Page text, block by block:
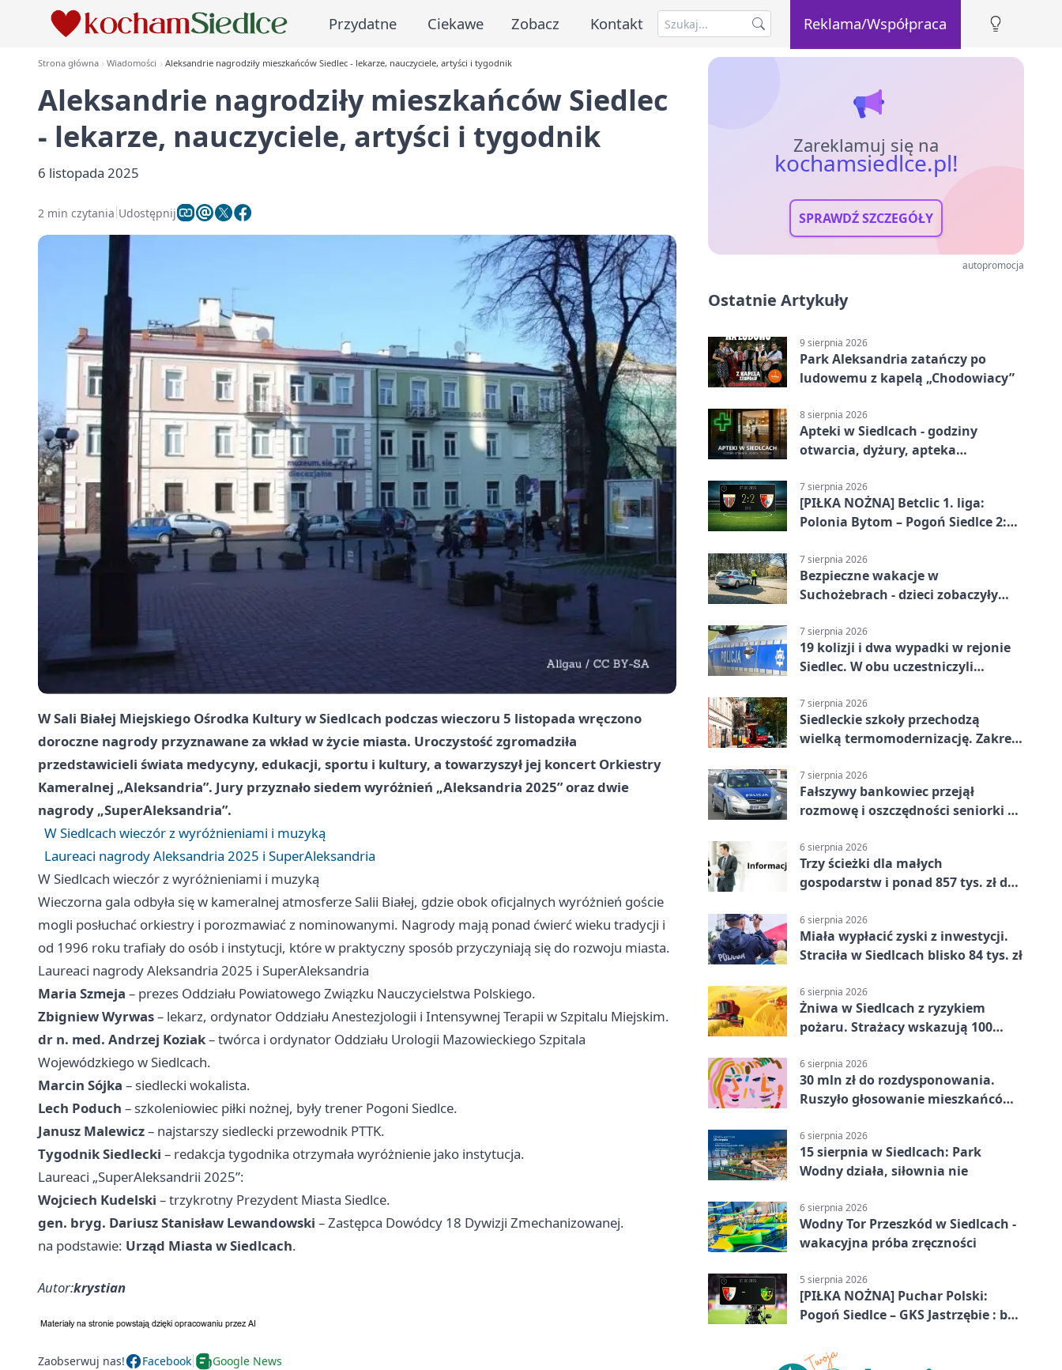
Przydatne Ciekawe Zobacz Kontakt Reklama/Współpraca
Strona główna Wiadomości Aleksandrie nagrodziły mieszkańców Siedlec - lekarze, nauczyciele, artyści i tygodnik
Aleksandrie nagrodziły mieszkańców Siedlec
- lekarze, nauczyciele, artyści i tygodnik
6 listopada 2025
2 min czytania Udostępnij
W Sali Białej Miejskiego Ośrodka Kultury w Siedlcach podczas wieczoru 5 listopada wręczono
doroczne nagrody przyznawane za wkład w życie miasta. Uroczystość zgromadziła
przedstawicieli świata medycyny, edukacji, sportu i kultury, a towarzyszył jej koncert Orkiestry
Kameralnej „Aleksandria”. Jury przyznało siedem wyróżnień „Aleksandria 2025” oraz dwie
nagrody „SuperAleksandria”.
W Siedlcach wieczór z wyróżnieniami i muzyką
Laureaci nagrody Aleksandria 2025 i SuperAleksandria
W Siedlcach wieczór z wyróżnieniami i muzyką
Wieczorna gala odbyła się w kameralnej atmosferze Salii Białej, gdzie obok oficjalnych wyróżnień goście
mogli posłuchać orkiestry i porozmawiać z nominowanymi. Nagrody mają ponad ćwierć wieku tradycji i
od 1996 roku trafiały do osób i instytucji, które w praktyczny sposób przyczyniają się do rozwoju miasta.
Laureaci nagrody Aleksandria 2025 i SuperAleksandria
Maria Szmeja – prezes Oddziału Powiatowego Związku Nauczycielstwa Polskiego.
Zbigniew Wyrwas– lekarz, ordynator Oddziału Anestezjologii i Intensywnej Terapii w Szpitalu Miejskim.
dr n. med. Andrzej Koziak– twórca i ordynator Oddziału Urologii Mazowieckiego Szpitala
Wojewódzkiego w Siedlcach.
Marcin Sójka – siedlecki wokalista.
Lech Poduch – szkoleniowiec piłki nożnej, były trener Pogoni Siedlce.
Janusz Malewicz– najstarszy siedlecki przewodnik PTTK.
Tygodnik Siedlecki – redakcja tygodnika otrzymała wyróżnienie jako instytucja.
Laureaci „SuperAleksandrii 2025”:
Wojciech Kudelski – trzykrotny Prezydent Miasta Siedlce.
gen. bryg. Dariusz Stanisław Lewandowski – Zastępca Dowódcy 18 Dywizji Zmechanizowanej.
na podstawie: Urząd Miasta w Siedlcach.
Autor:krystian
Zaobserwuj nas! Facebook Google News
Zareklamuj się na
kochamsiedlce.pl!
SPRAWDŹ SZCZEGÓŁY
autopromocja
Ostatnie Artykuły
9 sierpnia 2026
Park Aleksandria zatańczy po
ludowemu z kapelą „Chodowiacy”
8 sierpnia 2026
Apteki w Siedlcach - godziny
otwarcia, dyżury, apteka
7 sierpnia 2026
[PIŁKA NOŻNA] Betclic 1. liga:
Polonia Bytom – Pogoń Siedlce 2:2.
emocjonującej końcówce
7 sierpnia 2026
Bezpieczne wakacje w
Suchożebrach - dzieci zobaczyły
7 sierpnia 2026
19 kolizji i dwa wypadki w rejonie
Siedlec. W obu uczestniczyli
7 sierpnia 2026
Siedleckie szkoły przechodzą
wielką termomodernizację. Zakres
7 sierpnia 2026
Fałszywy bankowiec przejął
rozmowę i oszczędności seniorki z
6 sierpnia 2026
Trzy ścieżki dla małych
gospodarstw i ponad 857 tys. zł do
6 sierpnia 2026
Miała wypłacić zyski z inwestycji.
Straciła w Siedlcach blisko 84 tys. zł
6 sierpnia 2026
Żniwa w Siedlcach z ryzykiem
pożaru. Strażacy wskazują 100
6 sierpnia 2026
30 mln zł do rozdysponowania.
Ruszyło głosowanie mieszkańców
6 sierpnia 2026
15 sierpnia w Siedlcach: Park
Wodny działa, siłownia nie
6 sierpnia 2026
Wodny Tor Przeszkód w Siedlcach -
wakacyjna próba zręczności
5 sierpnia 2026
[PIŁKA NOŻNA] Puchar Polski:
Pogoń Siedlce – GKS Jastrzębie : bez